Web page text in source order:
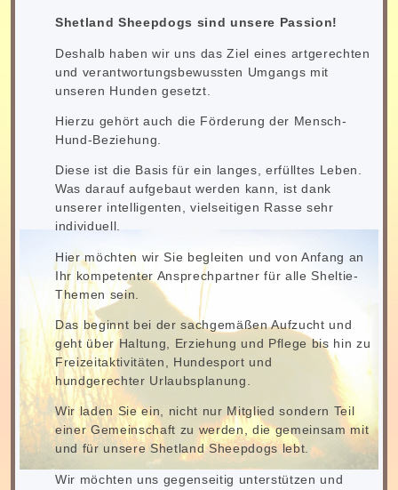
Shetland Sheepdogs sind unsere Passion!
Deshalb haben wir uns das Ziel eines artgerechten
und verantwortungsbewussten Umgangs mit
unseren Hunden gesetzt.
Hierzu gehört auch die Förderung der Mensch-
Hund-Beziehung.
Diese ist die Basis für ein langes, erfülltes Leben.
Was darauf aufgebaut werden kann, ist dank
unserer intelligenten, vielseitigen Rasse sehr
individuell.
Hier möchten wir Sie begleiten und von Anfang an
Ihr kompetenter Ansprechpartner für alle Sheltie-
Themen sein.
Das beginnt bei der sachgemäßen Aufzucht und
geht über Haltung, Erziehung und Pflege bis hin zu
Freizeitaktivitäten, Hundesport und
hundgerechter Urlaubsplanung.
Wir laden Sie ein, nicht nur Mitglied sondern Teil
einer Gemeinschaft zu werden, die gemeinsam mit
und für unsere Shetland Sheepdogs lebt.
Wir möchten uns gegenseitig unterstützen und